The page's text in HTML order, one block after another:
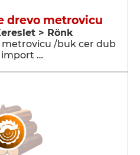
drevo metrovicu
> Rönk
/buk cer dub
…